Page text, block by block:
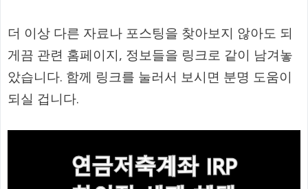
더 이상 다른 자료나 포스팅을 찾아보지 않아도 되
게끔 관련 홈페이지, 정보들을 링크로 같이 남겨놓
았습니다. 함께 링크를 눌러서 보시면 분명 도움이
되실 겁니다.